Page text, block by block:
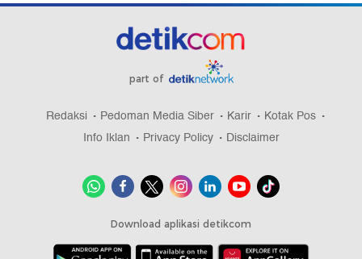
part of
Redaksi Pedoman Media Siber Karir
Kotak Pos
Info Iklan
Privacy Policy Disclaimer
Download aplikasi detikcom